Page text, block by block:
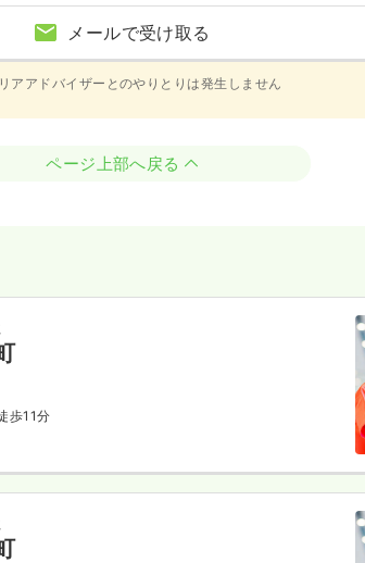
メールで受け取る
アアドバイザーとのやりとりは発生しません
ページ上部へ戻る
歩11分